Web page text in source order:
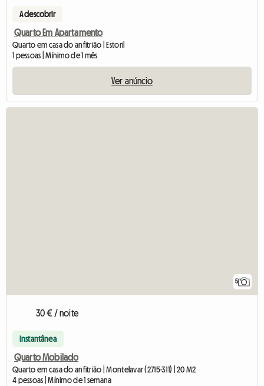
A descobrir
Quarto Em Apartamento
Quarto em casa do anfitrião | Estoril
1 pessoas | Mínimo de 1 mês
Ver anúncio
5
30 € / noite
Instantânea
Quarto Mobilado
Quarto em casa do anfitrião | Montelavar (2715-311) | 20 M2
4 pessoas | Mínimo de 1 semana